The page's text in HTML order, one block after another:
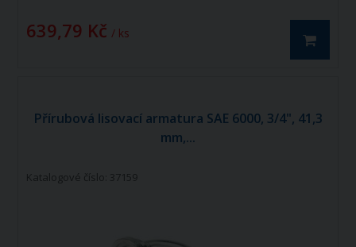
639,79 Kč / ks
Přírubová lisovací armatura SAE 6000, 3/4", 41,3
mm,...
Katalogové číslo: 37159